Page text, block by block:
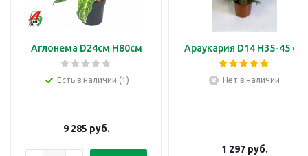
Аглонема D24см H80см
Есть в наличии (1)
9 285 руб.
Араукария D14 H35-45 см
Нет в наличии
1 297руб.